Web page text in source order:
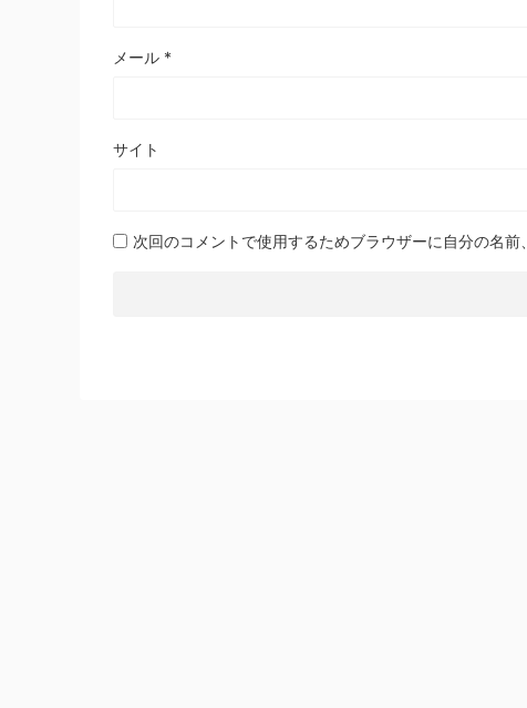
メール *
サイト
次回のコメントで使用するためブラウザーに自分の名前